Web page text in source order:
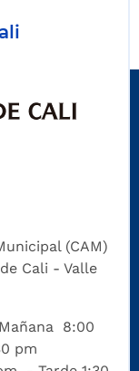
(CAM)
Cali - Valle
8:00
pm